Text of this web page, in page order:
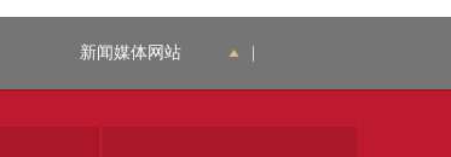
新闻媒体网站